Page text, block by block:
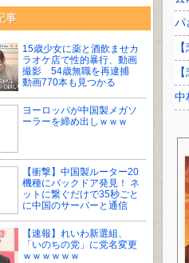
事
15歳少女に薬と酒飲ませカ
ラオケ店で性的暴行、動画
撮影 54歳無職を再逮捕
動画770本も見つかる
ヨーロッパが中国製メガソ
ーラーを締め出しｗｗｗ
【衝撃】中国製ルーター20
機種にバックドア発見！ ネ
ットに繋ぐだけで35秒ごと
に中国のサーバーと通信
【速報】れいわ新選組、
「いのちの党」に党名変更
ｗｗｗｗｗｗ